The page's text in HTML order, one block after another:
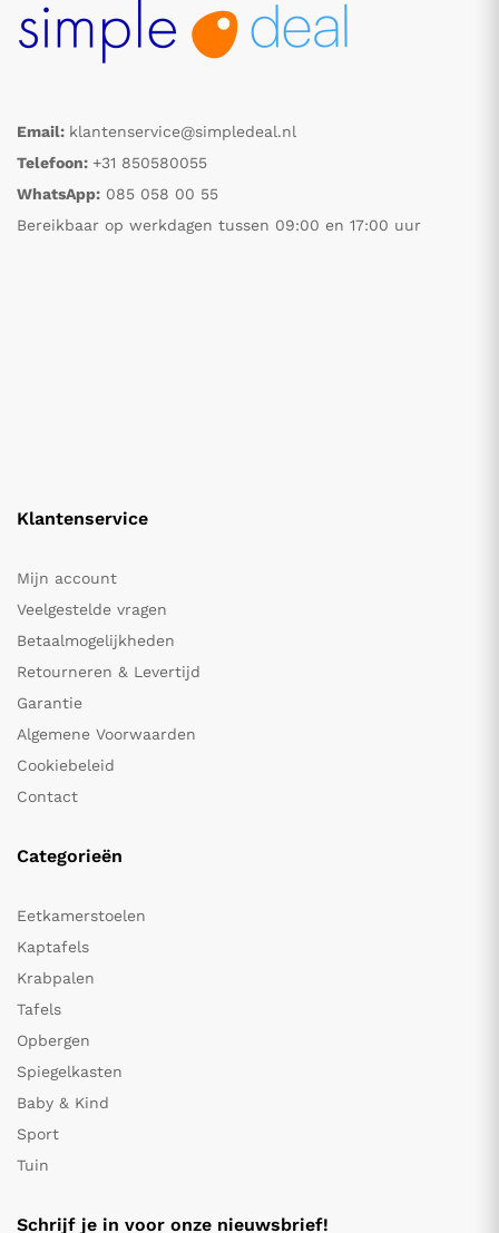
Email: klantenservice@simpledeal.nl
Telefoon: +31 850580055
WhatsApp: 085 058 00 55
Bereikbaar op werkdagen tussen 09:00 en 17:00 uur
Klantenservice
Mijn account
Veelgestelde vragen
Betaalmogelijkheden
Retourneren & Levertijd
Garantie
Algemene Voorwaarden
Cookiebeleid
Contact
Categorieën
Eetkamerstoelen
Kaptafels
Krabpalen
Tafels
Opbergen
Spiegelkasten
Baby & Kind
Sport
Tuin
Schrijf je in voor onze nieuwsbrief!